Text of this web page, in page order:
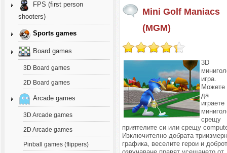
FPS (first person
shooters)
Sports games
Board games
3D Board games
2D Board games
Arcade games
3D Arcade games
2D Arcade games
Pinball games (flippers)
Mini Golf Maniacs
(MGM)
3D
игра.
Можете
да
играете
срещу
приятелите си или срещу
Изключително добрата
графика, веселите герои и